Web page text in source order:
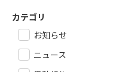
カテゴリ
お知らせ
ニュース